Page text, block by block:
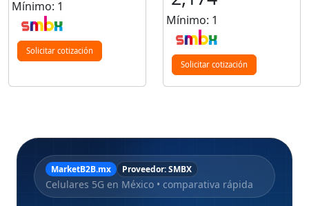
Mínimo: 1
Solicitar cotización
Mínimo: 1
Solicitar cotización
MarketB2B.mx Proveedor: SMBX
Celulares 5G en México • comparativa rápida